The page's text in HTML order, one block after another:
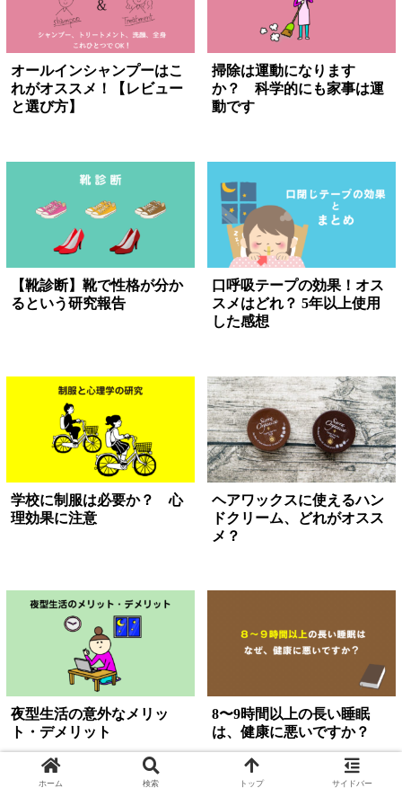
オールインシャンプーはこ
れがオススメ！【レビュー
と選び方】
掃除は運動になります
か？ 科学的にも家事は運
動です
【靴診断】靴で性格が分か
るという研究報告
口呼吸テープの効果！オス
スメはどれ？ 5年以上使用
した感想
学校に制服は必要か？ 心
理効果に注意
ヘアワックスに使えるハン
ドクリーム、どれがオスス
メ？
夜型生活の意外なメリッ
ト・デメリット
8〜9時間以上の長い睡眠
は、健康に悪いですか？
ホーム 検索 トップ サイドバー